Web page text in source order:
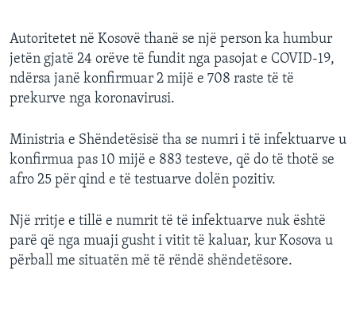
Autoritetet në Kosovë thanë se një person ka humbur
jetën gjatë 24 orëve të fundit nga pasojat e COVID-19,
ndërsa janë konfirmuar 2 mijë e 708 raste të të
prekurve nga koronavirusi.
Ministria e Shëndetësisë tha se numri i të infektuarve u
konfirmua pas 10 mijë e 883 testeve, që do të thotë se
afro 25 për qind e të testuarve dolën pozitiv.
Një rritje e tillë e numrit të të infektuarve nuk është
parë që nga muaji gusht i vitit të kaluar, kur Kosova u
përball me situatën më të rëndë shëndetësore.